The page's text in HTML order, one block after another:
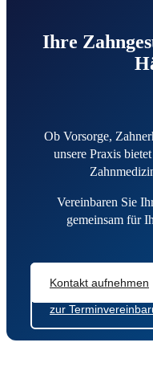
Ihre
Ob Vorsorge,
unsere Praxis
Vereinbaren Sie
gemeinsam für
Kontakt aufnehmen
zur